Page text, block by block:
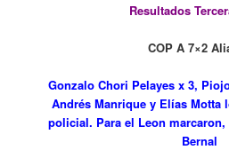
Resultados
COP A 7×2
Gonzalo Chori Pelayes x 3,
Andrés Manrique y Elías Motta
policial. Para el Leon
Bernal